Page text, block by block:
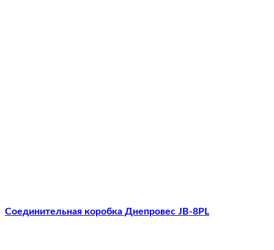
Соединительная коробка Днепровес JB-8PL